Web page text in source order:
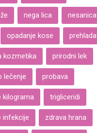
nega lica nesanica
opadanje kose prehlada
kozmetika prirodni lek
lečenje probava
kilograma trigliceridi
infekcije zdrava hrana